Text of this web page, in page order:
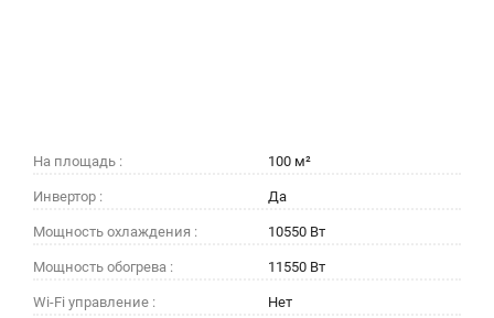
На площадь : 100 м²
Инвертор : Да
Мощность охлаждения : 10550 Вт
Мощность обогрева : 11550 Вт
Wi-Fi управление : Нет